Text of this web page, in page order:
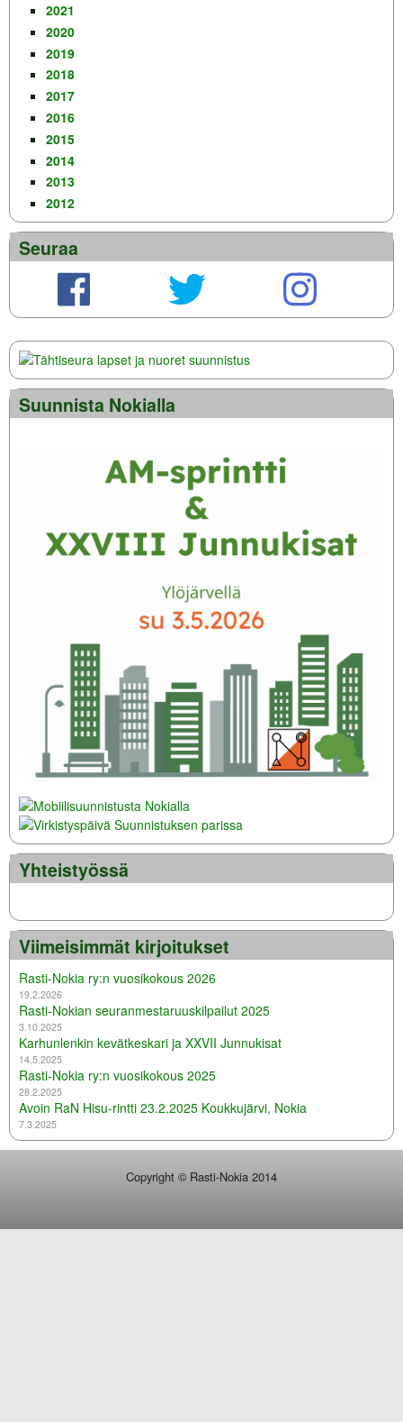
2021
2020
2019
2018
2017
2016
2015
2014
2013
2012
Seuraa
Suunnista Nokialla
Yhteistyössä
Viimeisimmät kirjoitukset
Rasti-Nokia ry:n vuosikokous 2026
19.2.2026
Rasti-Nokian seuranmestaruuskilpailut 2025
3.10.2025
Karhunlenkin kevätkeskari ja XXVII Junnukisat
14.5.2025
Rasti-Nokia ry:n vuosikokous 2025
28.2.2025
Avoin RaN Hisu-rintti 23.2.2025 Koukkujärvi, Nokia
7.3.2025
Copyright © Rasti-Nokia 2014